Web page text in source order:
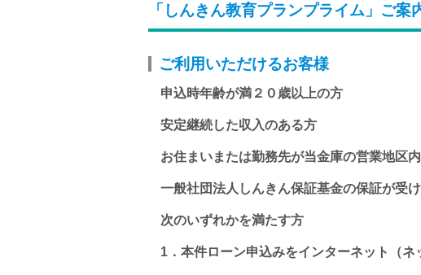
「しんきん教育プランプライム」ご案
ご利用いただけるお客様
申込時年齢が満２０歳以上の方
安定継続した収入のある方
お住まいまたは勤務先が当金庫の営業地区
一般社団法人しんきん保証基金の保証が受
次のいずれかを満たす方
1．本件ローン申込みをインターネット（